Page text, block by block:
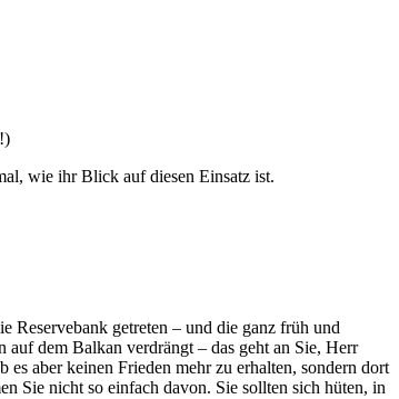
wie ihr Blick auf diesen Einsatz ist.
Reservebank getreten – und die ganz früh und
dem Balkan verdrängt – das geht an Sie, Herr
aber keinen Frieden mehr zu erhalten, sondern dort
Sie nicht so einfach davon. Sie sollten sich hüten, in